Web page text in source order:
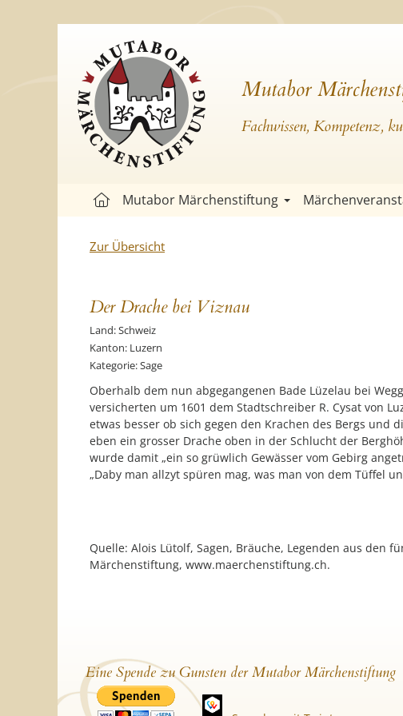
Mutabor
Fachwissen, Kompetenz,
Mutabor Märchenstiftung
Zur Übersicht
Der Drache bei Viznau
Land: Schweiz
Kanton: Luzern
Kategorie: Sage
Oberhalb dem nun abgegangenen Bade Lüzelau bei
versicherten um 1601 dem Stadtschreiber R. Cysat von
etwas besser ob sich gegen den Krachen des Bergs
eben ein grosser Drache oben in der Schlucht der
wurde damit „ein so grüwlich Gewässer vom Gebirg
„Daby man allzyt spüren mag, was man von dem Tüffel
Quelle: Alois Lütolf, Sagen, Bräuche, Legenden aus den
Märchenstiftung, www.maerchenstiftung.ch.
Eine Spende zu Gunsten der Mutabor Märchenstiftung